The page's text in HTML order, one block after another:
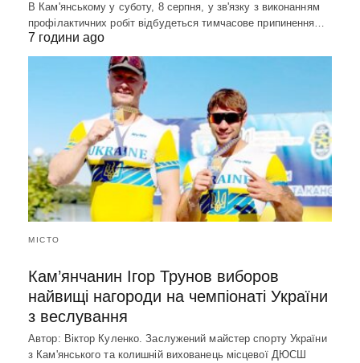
В Кам'янському у суботу, 8 серпня, у зв'язку з виконанням
профілактичних робіт відбудеться тимчасове припинення…
7 години ago
МІСТО
Кам’янчанин Ігор Трунов виборов
найвищі нагороди на чемпіонаті України
з веслування
Автор: Віктор Куленко. Заслужений майстер спорту України
з Кам'янського та колишній вихованець місцевої ДЮСШ